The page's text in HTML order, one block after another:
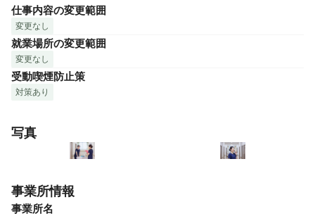
仕事内容の変更範囲
変更なし
就業場所の変更範囲
変更なし
受動喫煙防止策
対策あり
写真
事業所情報
事業所名